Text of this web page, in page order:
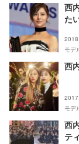
西
た
モデ
西
モデ
西
テ